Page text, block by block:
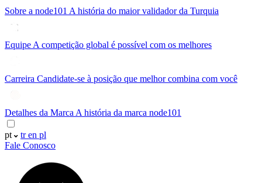
Sobre a node101 A história do maior validador da Turquia
Equipe A competição global é possível com os melhores
Carreira Candidate-se à posição que melhor combina com você
Detalhes da Marca A história da marca node101
pt tren pl
Fale Conosco